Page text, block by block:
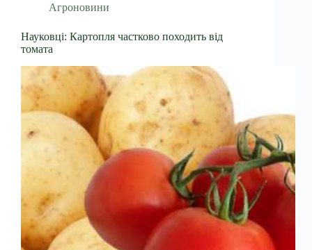
Агроновини
Науковці: Картопля частково походить від
томата